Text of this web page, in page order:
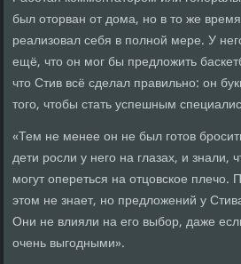
был оторван от дома, но в то же
реализовал себя в полной мере. У
ещё, что он мог бы предложить
что Стив всё сделал правильно: он
того, чтобы стать успешным
«Тем не менее он не был готов
дети росли у него на глазах, и
могут опереться на отцовское плечо.
этом не знает, но предложений у
Они не влияли на его выбор, даже
очень выгодными».